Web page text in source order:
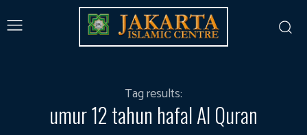
Tag results:
umur 12 tahun hafal Al Quran